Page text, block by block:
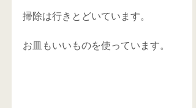
掃除は行きとどいています。
お皿もいいものを使っています。